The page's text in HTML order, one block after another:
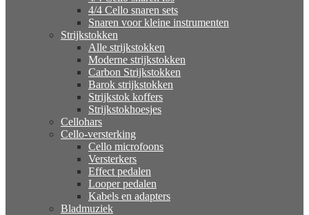
4/4 Cello snaren sets
Snaren voor kleine instrumenten
Strijkstokken
Alle strijkstokken
Moderne strijkstokken
Carbon Strijkstokken
Barok strijkstokken
Strijkstok koffers
Strijkstokhoesjes
Cellohars
Cello-versterking
Cello microfoons
Versterkers
Effect pedalen
Looper pedalen
Kabels en adapters
Bladmuziek